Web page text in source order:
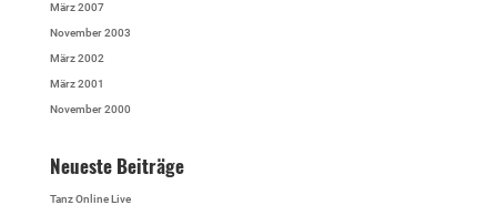
März 2007
November 2003
März 2002
März 2001
November 2000
Neueste Beiträge
Tanz Online Live